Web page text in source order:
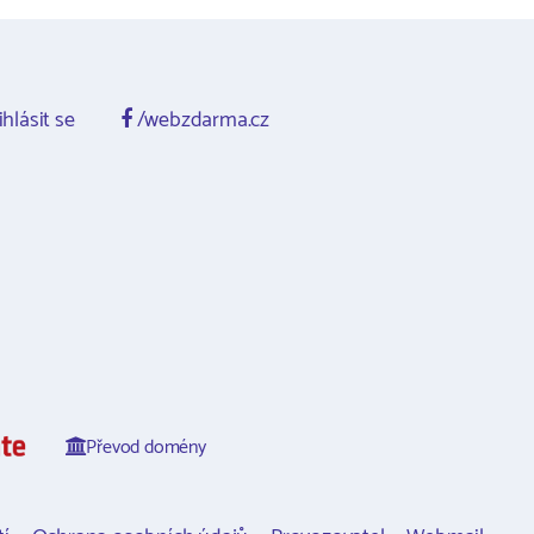
se /webzdarma.cz
Převod domény